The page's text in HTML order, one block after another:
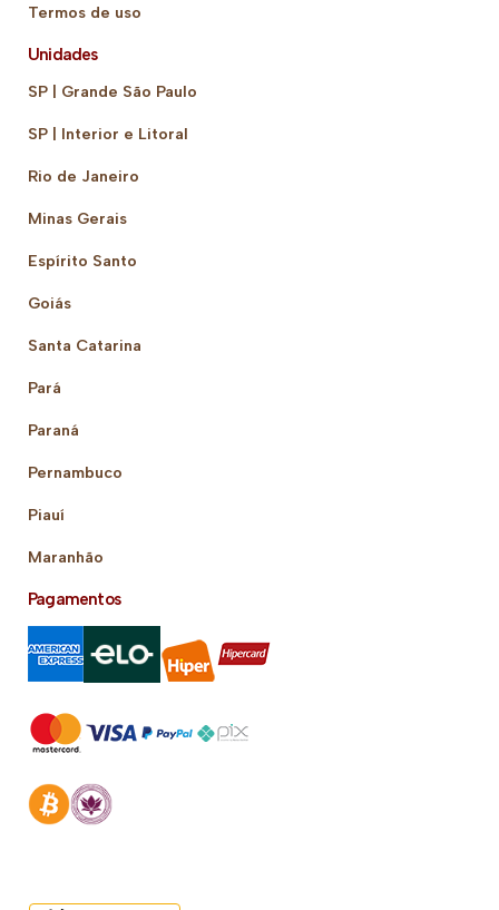
Termos de uso
Unidades
SP | Grande São Paulo
SP | Interior e Litoral
Rio de Janeiro
Minas Gerais
Espírito Santo
Goiás
Santa Catarina
Pará
Paraná
Pernambuco
Piauí
Maranhão
Pagamentos